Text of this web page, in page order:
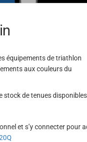
équipements de triathlon
aux couleurs du
stock de tenues
et s’y connecter pour